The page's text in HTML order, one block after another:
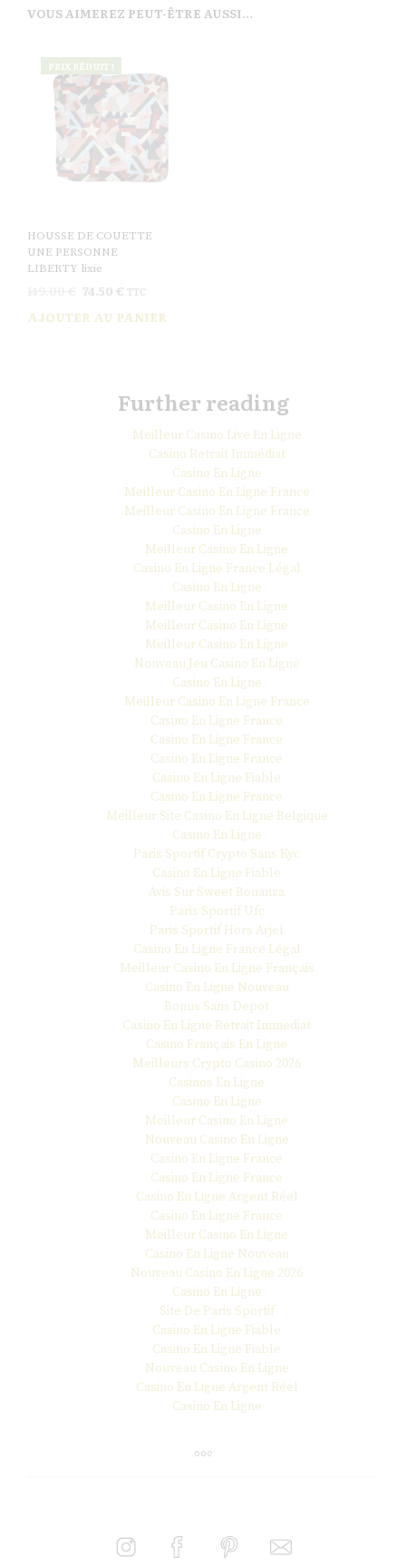
VOUS AIMEREZ PEUT-ÊTRE AUSSI…
PRIX RÉDUIT !
HOUSSE DE COUETTE
UNE PERSONNE
LIBERTY lixie
74.50 € TTC
AJOUTER AU PANIER
Further reading
Meilleur Casino Live En Ligne
Casino Retrait Immédiat
Casino En Ligne
Meilleur Casino En Ligne France
Meilleur Casino En Ligne France
Casino En Ligne
Meilleur Casino En Ligne
Casino En Ligne France Légal
Casino En Ligne
Meilleur Casino En Ligne
Meilleur Casino En Ligne
Meilleur Casino En Ligne
Nouveau Jeu Casino En Ligne
Casino En Ligne
Meilleur Casino En Ligne France
Casino En Ligne France
Casino En Ligne France
Casino En Ligne France
Casino En Ligne Fiable
Casino En Ligne France
Meilleur Site Casino En Ligne Belgique
Casino En Ligne
Paris Sportif Crypto Sans Kyc
Casino En Ligne Fiable
Avis Sur Sweet Bonanza
Paris Sportif Ufc
Paris Sportif Hors Arjel
Casino En Ligne France Légal
Meilleur Casino En Ligne Français
Casino En Ligne Nouveau
Bonus Sans Depot
Casino En Ligne Retrait Immediat
Casino Français En Ligne
Meilleurs Crypto Casino 2026
Casinos En Ligne
Casino En Ligne
Meilleur Casino En Ligne
Nouveau Casino En Ligne
Casino En Ligne France
Casino En Ligne France
Casino En Ligne Argent Réel
Casino En Ligne France
Meilleur Casino En Ligne
Casino En Ligne Nouveau
Nouveau Casino En Ligne 2026
Casino En Ligne
Site De Paris Sportif
Casino En Ligne Fiable
Casino En Ligne Fiable
Nouveau Casino En Ligne
Casino En Ligne Argent Réel
Casino En Ligne